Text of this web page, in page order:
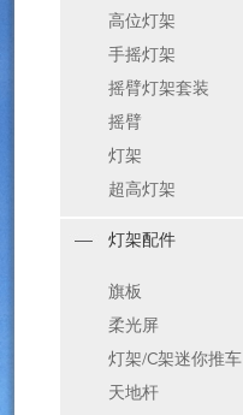
高位灯架
手摇灯架
摇臂灯架套装
摇臂
灯架
超高灯架
灯架配件
旗板
柔光屏
灯架/C架迷你推车
天地杆